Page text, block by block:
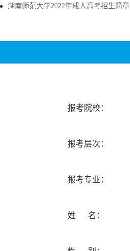
湖南师范大学2022年成人高考招生简章
报考院校：
报考层次：
报考专业：
姓 名：